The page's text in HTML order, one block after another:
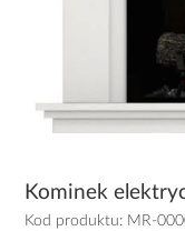
Kominek
Kod produktu: MR-